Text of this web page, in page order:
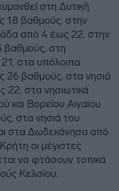
στη Δυτική
18 βαθμούς, στην
από 4 έως 22, στην
στη
στα υπόλοιπα
26 βαθμούς, στα νησιά
22, στα νησιωτικά
και Βορείου Αιγαίου
στα νησιά του
στα Δωδεκάνησα από
οι μέγιστες
να φτάσουν τοπικά
Κελσίου.